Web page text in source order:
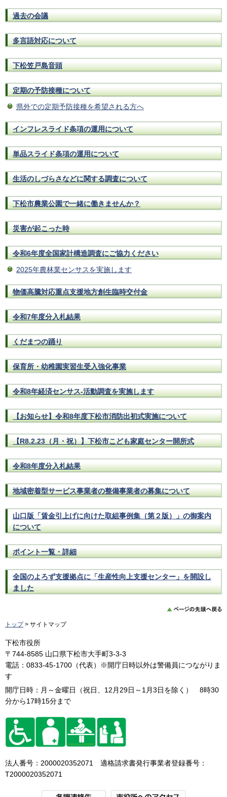
過去の会議
多言語対応について
下松笠戸島音頭
定期の予防接種について
県外での定期予防接種を希望される方へ
インフレスライド条項の運用について
単品スライド条項の運用について
生活のしづらさなどに関する調査について
下松市農業公園で一緒に働きませんか？
災害が起こった時
令和6年度全国家計構造調査にご協力ください
2025年農林業センサスを実施します
物価高騰対応重点支援地方創生臨時交付金
令和7年度分入札結果
くだまつの踊り
保育所・幼稚園実習生受入強化事業
令和8年経済センサス-活動調査を実施します
【お知らせ】令和8年度下松市消防出初式実施について
【R8.2.23（月・祝）】下松市こども家庭センター開所式
令和8年度分入札結果
地域密着型サービス事業者の整備事業者の募集について
山口版「賃金引上げに向けた取組事例集（第２版）」の御案内
について
ポイント一覧・詳細
全国のよろず支援拠点に「生産性向上支援センター」を開設し
ました
トップ> サイトマップ
下松市役所
〒744-8585 山口県下松市大手町3-3-3
電話：0833-45-1700（代表）※開庁日時以外は警備員につながりま
す
開庁日時：月～金曜日（祝日、12月29日～1月3日を除く） 8時30
分から17時15分まで
法人番号：2000020352071 適格請求書発行事業者登録番号：
T2000020352071